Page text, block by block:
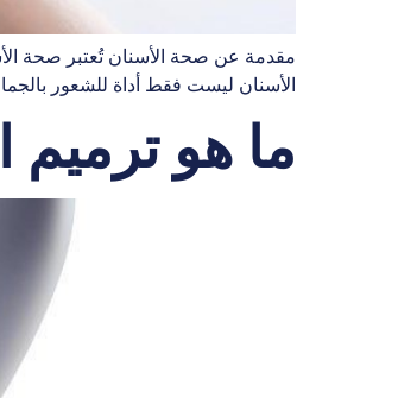
مقدمة عن صحة الأسنان تُعتبر صحة
الأسنان ليست فقط أداة للشعور
ما هو ترميم